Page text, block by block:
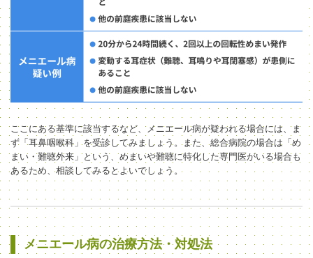
ここにある基準に該当するなど、メニエール病が疑われる場合には、ま
ず「耳鼻咽喉科」を受診してみましょう。また、総合病院の場合は「め
まい・難聴外来」という、めまいや難聴に特化した専門医がいる場合も
あるため、相談してみるとよいでしょう。
メニエール病の治療方法・対処法